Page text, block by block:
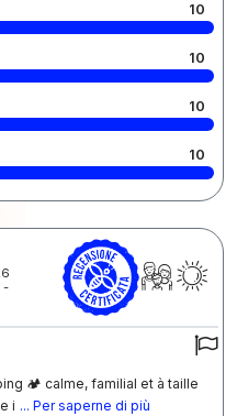
10
10
10
10
-
🏕️ calme, familial et à taille
i ... Per saperne di più